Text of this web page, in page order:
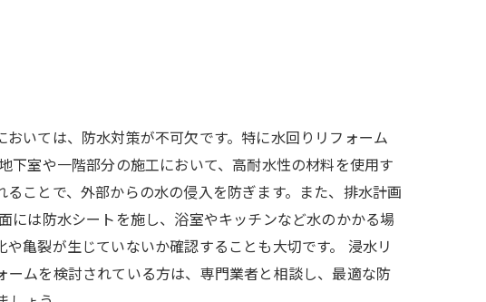
いては、防水対策が不可欠です。特に水回りリフォーム
室や一階部分の施工において、高耐水性の材料を使用す
ことで、外部からの水の侵入を防ぎます。また、排水計画
には防水シートを施し、浴室やキッチンなど水のかかる場
亀裂が生じていないか確認することも大切です。 浸水リ
ムを検討されている方は、専門業者と相談し、最適な防